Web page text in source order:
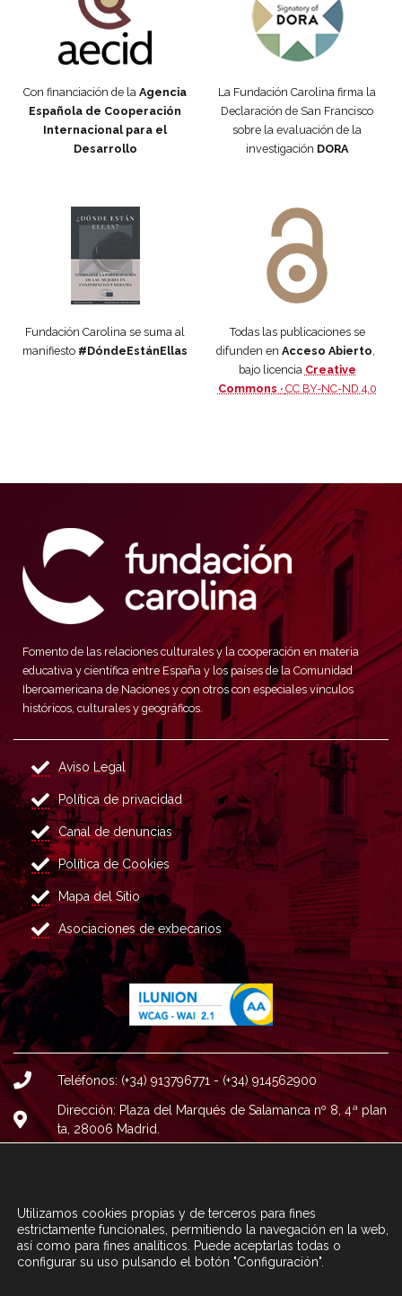
Con financiación de la Agencia
Española de Cooperación
Internacional para el
Desarrollo
La Fundación Carolina firma la
Declaración de San Francisco
sobre la evaluación de la
investigación DORA
Fundación Carolina se suma al
manifiesto #DóndeEstánEllas
Todas las publicaciones se
difunden en Acceso Abierto,
bajo licencia Creative
Commons · CC BY-NC-ND 4.0
Fomento de las relaciones culturales y la cooperación en materia
educativa y científica entre España y los países de la Comunidad
Iberoamericana de Naciones y con otros con especiales vínculos
históricos, culturales y geográficos.
Aviso Legal
Política de privacidad
Canal de denuncias
Política de Cookies
Mapa del Sitio
Asociaciones de exbecarios
Teléfonos: (+34) 913796771 - (+34) 914562900
Dirección: Plaza del Marqués de Salamanca nº 8, 4ª plan
ta, 28006 Madrid.
CONTACTA CON FC A TRAVÉS DEL
Utilizamos cookies propias y de terceros para fines
estrictamente funcionales, permitiendo la navegación en la web,
así como para fines analíticos. Puede aceptarlas todas o
configurar su uso pulsando el botón "Configuración".